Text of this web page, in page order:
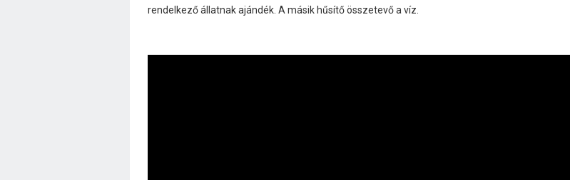
rendelkező állatnak ajándék. A másik hűsítő összetevő a víz.